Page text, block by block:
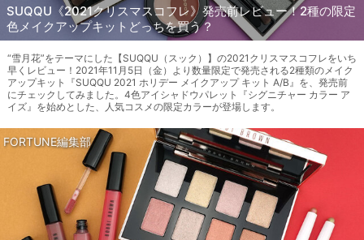
SUQQU《2021クリスマスコフレ》発売前レビュー！2種の限定
色メイクアップキットどっちを買う？
“雪月花”をテーマにした【SUQQU（スック）】の2021クリスマスコフレをいち
早くレビュー！2021年11月5日（金）より数量限定で発売される2種類のメイク
アップキット『SUQQU 2021 ホリデー メイクアップ キット A/B』を、発売前
にチェックしてみました。4色アイシャドウパレット『シグニチャー カラー ア
イズ』を始めとした、人気コスメの限定カラーが登場します。
FORTUNE編集部